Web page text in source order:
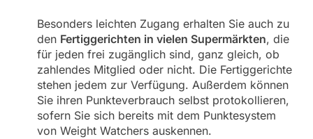
Besonders leichten Zugang erhalten Sie auch zu
den Fertiggerichten in vielen Supermärkten, die
für jeden frei zugänglich sind, ganz gleich, ob
zahlendes Mitglied oder nicht. Die Fertiggerichte
stehen jedem zur Verfügung. Außerdem können
Sie ihren Punkteverbrauch selbst protokollieren,
sofern Sie sich bereits mit dem Punktesystem
von Weight Watchers auskennen.